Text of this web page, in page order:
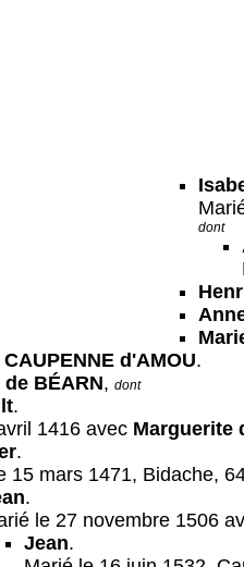
dont
d'AMOU.
de BÉARN, dont
.
1416 avec Marguerite
.
15 mars 1471, Bidache,
.
le 27 novembre 1506
Jean.